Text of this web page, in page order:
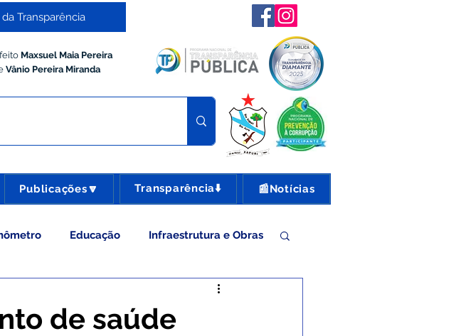
Transparência
Maxsuel Maia Pereira
Vânio Pereira Miranda
Publicações🔽 Transparência⬇️ 📰Notícias
Educação Infraestrutura e Obras
e Gestão
de saúde